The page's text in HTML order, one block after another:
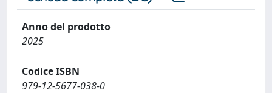
Anno del prodotto
2025
Codice ISBN
979-12-5677-038-0